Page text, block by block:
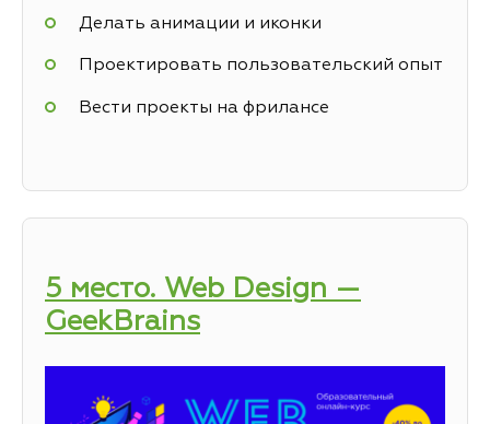
Делать анимации и иконки
Проектировать пользовательский опыт
Вести проекты на фрилансе
5 место. Web Design —
GeekBrains